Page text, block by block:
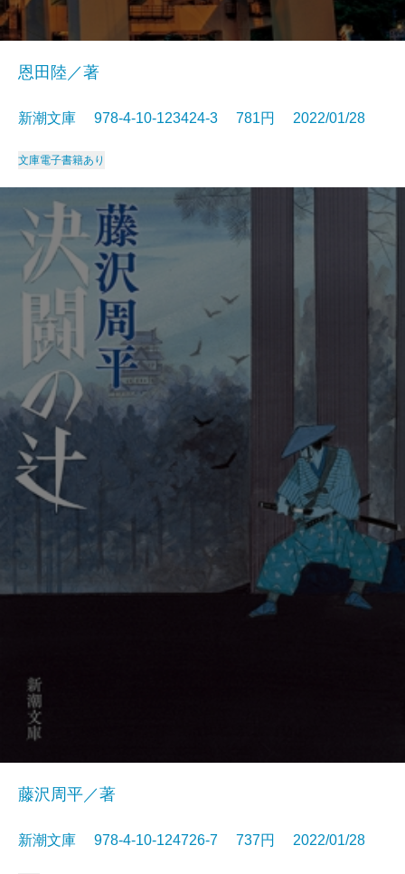
恩田陸／著
新潮文庫 978-4-10-123424-3 781円 2022/01/28
文庫電子書籍あり
藤沢周平／著
新潮文庫 978-4-10-124726-7 737円 2022/01/28